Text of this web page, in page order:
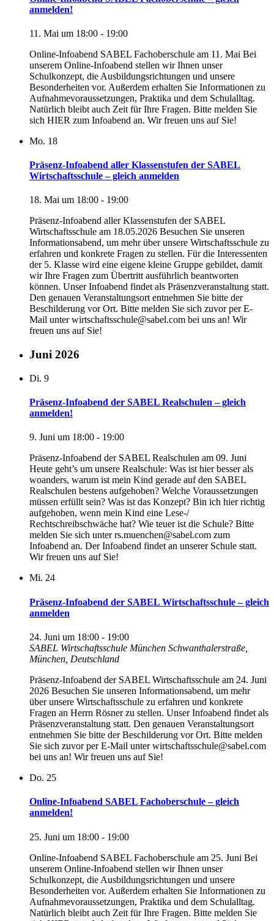
anmelden!
11. Mai um 18:00 - 19:00
Online-Infoabend SABEL Fachoberschule am 11. Mai Bei
unserem Online-Infoabend stellen wir Ihnen unser
Schulkonzept, die Ausbildungsrichtungen und unsere
Besonderheiten vor. Außerdem erhalten Sie Informationen zu
Aufnahmevoraussetzungen, Praktika und dem Schulalltag.
Natürlich bleibt auch Zeit für Ihre Fragen. Bitte melden Sie
sich HIER zum Infoabend an. Wir freuen uns auf Sie!
Mo. 18
Präsenz-Infoabend aller Klassenstufen der SABEL
Wirtschaftsschule – gleich anmelden
18. Mai um 18:00 - 19:00
Präsenz-Infoabend aller Klassenstufen der SABEL
Wirtschaftsschule am 18.05.2026 Besuchen Sie unseren
Informationsabend, um mehr über unsere Wirtschaftsschule zu
erfahren und konkrete Fragen zu stellen. Für die Interessenten
der 5. Klasse wird eine eigene kleine Gruppe gebildet, damit
wir Ihre Fragen zum Übertritt ausführlich beantworten
können. Unser Infoabend findet als Präsenzveranstaltung statt.
Den genauen Veranstaltungsort entnehmen Sie bitte der
Beschilderung vor Ort. Bitte melden Sie sich zuvor per E-
Mail unter wirtschaftsschule@sabel.com bei uns an! Wir
freuen uns auf Sie!
Juni 2026
Di. 9
Präsenz-Infoabend der SABEL Realschulen – gleich
anmelden!
9. Juni um 18:00 - 19:00
Präsenz-Infoabend der SABEL Realschulen am 09. Juni
Heute geht’s um unsere Realschule: Was ist hier besser als
woanders, warum ist mein Kind gerade auf den SABEL
Realschulen bestens aufgehoben? Welche Voraussetzungen
müssen erfüllt sein? Was ist das Konzept? Bin ich hier richtig
aufgehoben, wenn mein Kind eine Lese-/
Rechtschreibschwäche hat? Wie teuer ist die Schule? Bitte
melden Sie sich unter rs.muenchen@sabel.com zum
Infoabend an. Der Infoabend findet an unserer Schule statt.
Wir freuen uns auf Sie!
Mi. 24
Präsenz-Infoabend der SABEL Wirtschaftsschule – gleich
anmelden
24. Juni um 18:00 - 19:00
SABEL Wirtschaftsschule München Schwanthalerstraße,
München, Deutschland
Präsenz-Infoabend der SABEL Wirtschaftsschule am 24. Juni
2026 Besuchen Sie unseren Informationsabend, um mehr
über unsere Wirtschaftsschule zu erfahren und konkrete
Fragen an Herrn Rösner zu stellen. Unser Infoabend findet als
Präsenzveranstaltung statt. Den genauen Veranstaltungsort
entnehmen Sie bitte der Beschilderung vor Ort. Bitte melden
Sie sich zuvor per E-Mail unter wirtschaftsschule@sabel.com
bei uns an! Wir freuen uns auf Sie!
Do. 25
Online-Infoabend SABEL Fachoberschule – gleich
anmelden!
25. Juni um 18:00 - 19:00
Online-Infoabend SABEL Fachoberschule am 25. Juni Bei
unserem Online-Infoabend stellen wir Ihnen unser
Schulkonzept, die Ausbildungsrichtungen und unsere
Besonderheiten vor. Außerdem erhalten Sie Informationen zu
Aufnahmevoraussetzungen, Praktika und dem Schulalltag.
Natürlich bleibt auch Zeit für Ihre Fragen. Bitte melden Sie